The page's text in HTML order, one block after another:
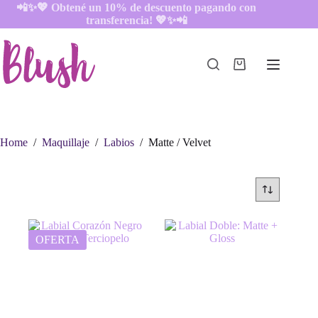
Skip
content
📲✨💖 Obtené un 10% de descuento pagando con
transferencia! 💖✨📲
Shopping
Home / Maquillaje / Labios / Matte / Velvet
OFERTA